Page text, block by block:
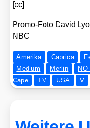
[cc]
Pro­mo-Foto David
NBC
Amerika Caprica
Medium
Merlin NO
Cape
TV USA V